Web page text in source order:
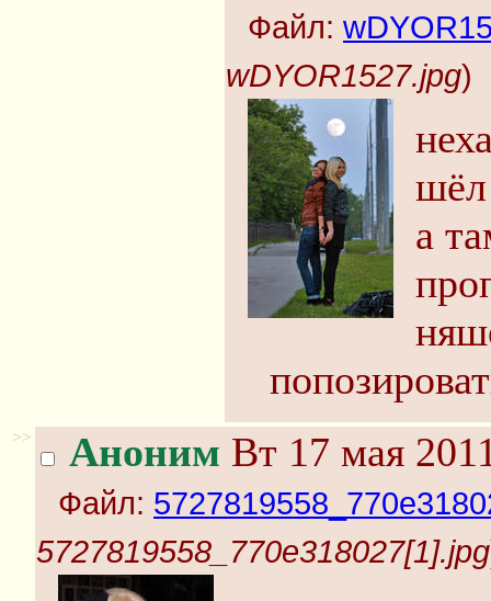
Файл:
wDYOR1527.jpg)
шёл
а
>> Аноним Вт 17 мая
Файл:
5727819558_770e318027[1].jpg